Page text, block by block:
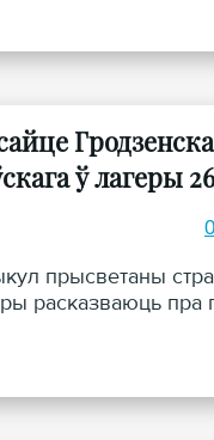
ў лагеры
прысветаны
расказваюць пра